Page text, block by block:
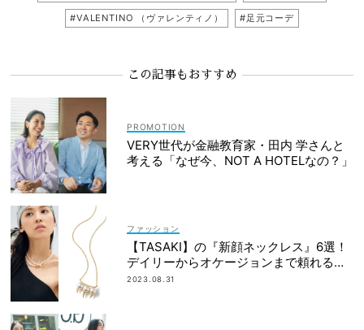
#VALENTINO （ヴァレンティノ） #足元コーデ
この記事もおすすめ
VERY世代が金融教育家・田内 学さんと
考える「なぜ今、NOT A HOTELなの？」
ファッション
【TASAKI】の『新顔ネックレス』6選！
デイリーからオケージョンまで頼れるの
は？
2023.08.31